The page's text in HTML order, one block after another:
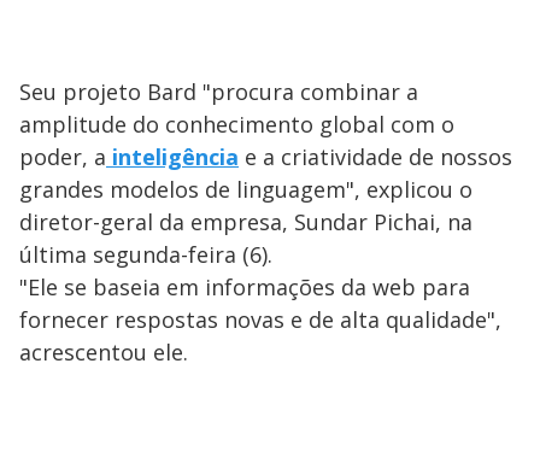
Seu projeto Bard "procura combinar a
amplitude do conhecimento global com o
poder, a inteligência e a criatividade de nossos
grandes modelos de linguagem", explicou o
diretor-geral da empresa, Sundar Pichai, na
última segunda-feira (6).
"Ele se baseia em informações da web para
fornecer respostas novas e de alta qualidade",
acrescentou ele.